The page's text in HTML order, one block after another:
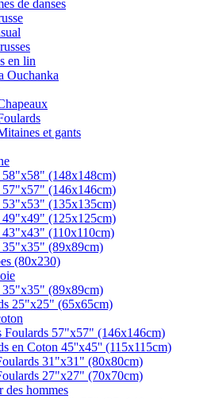
de danses
en lin
Ouchanka
et gants
58"x58" (148x148cm)
57"x57" (146x146cm)
53"x53" (135x135cm)
49"x49" (125x125cm)
43"x43" (110x110cm)
35"x35" (89x89cm)
(80х230)
35"x35" (89x89cm)
25"x25" (65x65cm)
Foulards 57"x57" (146x146cm)
en Coton 45''x45'' (115x115cm)
31"x31" (80x80cm)
27"x27" (70x70cm)
des hommes